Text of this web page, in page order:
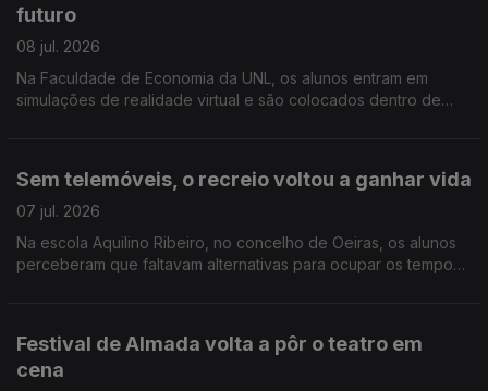
futuro
08 jul. 2026
Na Faculdade de Economia da UNL, os alunos entram em
simulações de realidade virtual e são colocados dentro de
Sem telemóveis, o recreio voltou a ganhar vida
07 jul. 2026
Na escola Aquilino Ribeiro, no concelho de Oeiras, os alunos
perceberam que faltavam alternativas para ocupar os tempos
Festival de Almada volta a pôr o teatro em
cena